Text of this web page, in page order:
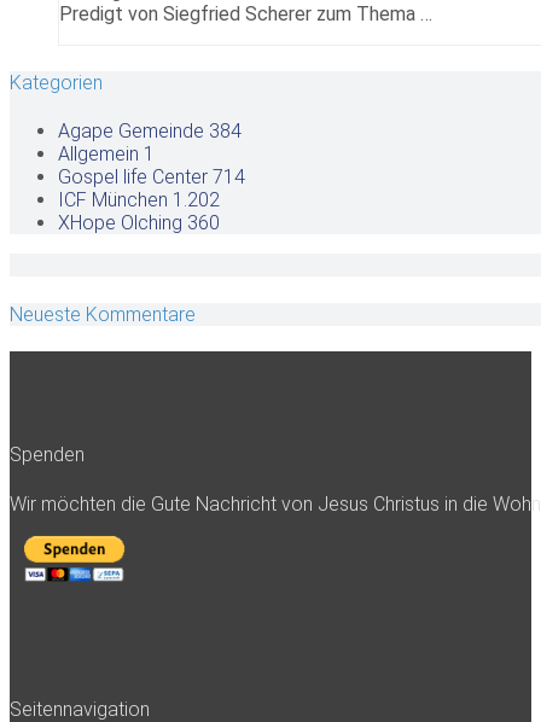
Predigt von Siegfried Scherer zum Thema …
Kategorien
Agape Gemeinde 384
Allgemein 1
Gospel life Center 714
ICF München 1.202
XHope Olching 360
Neueste Kommentare
Spenden
Wir möchten die Gute Nachricht von Jesus Christus in die
Seitennavigation